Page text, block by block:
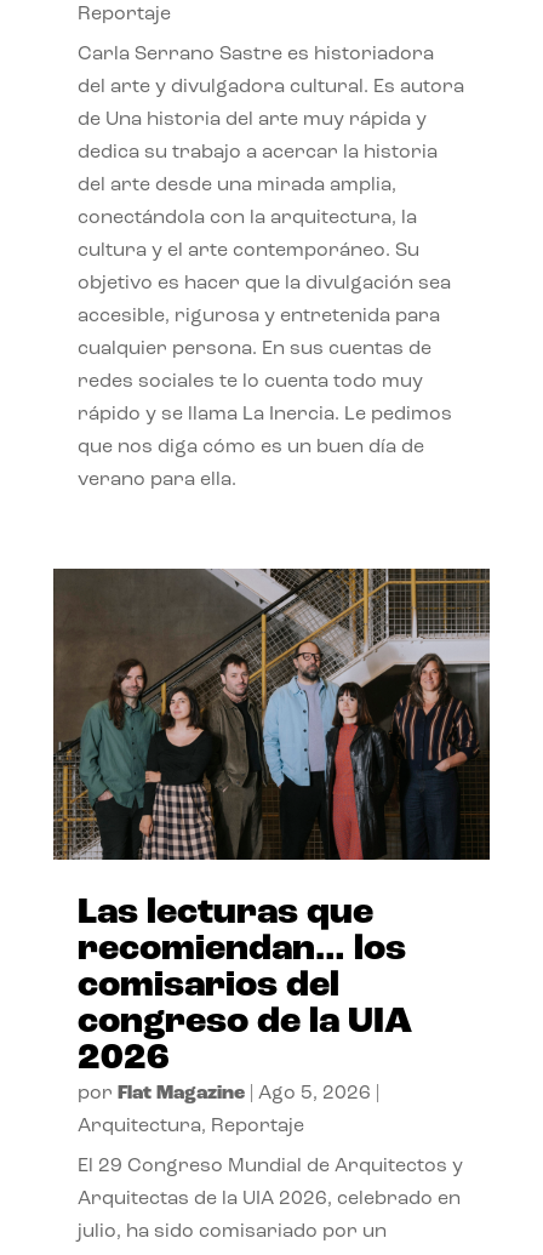
Reportaje
Carla Serrano Sastre es historiadora
del arte y divulgadora cultural. Es autora
de Una historia del arte muy rápida y
dedica su trabajo a acercar la historia
del arte desde una mirada amplia,
conectándola con la arquitectura, la
cultura y el arte contemporáneo. Su
objetivo es hacer que la divulgación sea
accesible, rigurosa y entretenida para
cualquier persona. En sus cuentas de
redes sociales te lo cuenta todo muy
rápido y se llama La Inercia. Le pedimos
que nos diga cómo es un buen día de
verano para ella.
Las lecturas que
recomiendan… los
comisarios del
congreso de la UIA
2026
por Flat Magazine| Ago 5, 2026
Arquitectura, Reportaje
El 29 Congreso Mundial de Arquitectos y
Arquitectas de la UIA 2026, celebrado en
julio, ha sido comisariado por un